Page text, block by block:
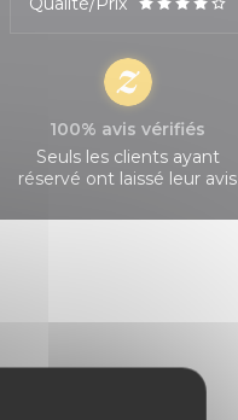
100% avis vérifiés
Seuls les clients ayant
réservé ont laissé leur avis